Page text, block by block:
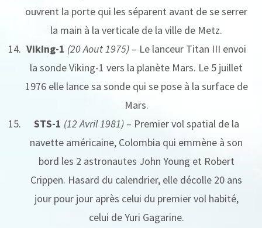
ouvrent la porte qui les séparent avant de se serrer
la main à la verticale de la ville de Metz.
Viking-1 (20 Aout 1975) – Le lanceur Titan III envoi
la sonde Viking-1 vers la planète Mars. Le 5 juillet
1976 elle lance sa sonde qui se pose à la surface de
Mars.
STS-1 (12 Avril 1981)– Premier vol spatial de la
navette américaine, Colombia qui emmène à son
bord les 2 astronautes John Young et Robert
Crippen. Hasard du calendrier, elle décolle 20 ans
jour pour jour après celui du premier vol habité,
celui de Yuri Gagarine.